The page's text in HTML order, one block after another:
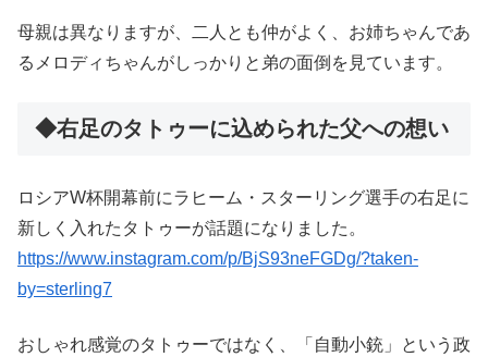
母親は異なりますが、二人とも仲がよく、お姉ちゃんであ
るメロディちゃんがしっかりと弟の面倒を見ています。
◆右足のタトゥーに込められた父への想い
ロシアW杯開幕前にラヒーム・スターリング選手の右足に
新しく入れたタトゥーが話題になりました。
https://www.instagram.com/p/BjS93neFGDg/?taken-
by=sterling7
おしゃれ感覚のタトゥーではなく、「自動小銃」という政